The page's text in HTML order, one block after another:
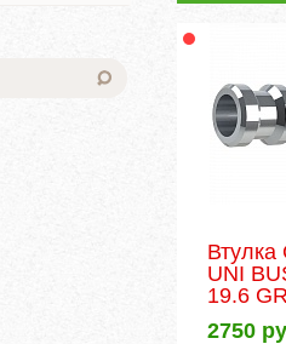
Втулка
UNI
19.6
2750